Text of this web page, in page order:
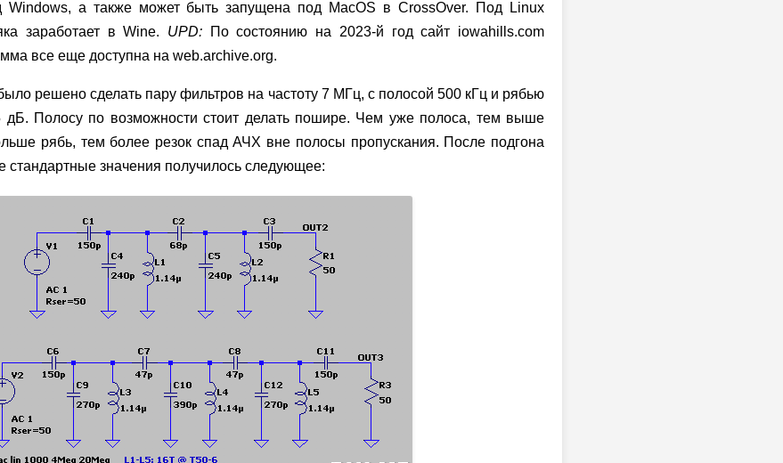
Windows, а также может быть запущена под MacOS в CrossOver. Под Linux
заработает в Wine. UPD: По состоянию на 2023-й год сайт iowahills.com
все еще доступна на web.archive.org.
решено сделать пару фильтров на частоту 7 МГц, с полосой 500 кГц и рябью
дБ. Полосу по возможности стоит делать пошире. Чем уже полоса, тем выше
рябь, тем более резок спад АЧХ вне полосы пропускания. После подгона
значения получилось следующее: